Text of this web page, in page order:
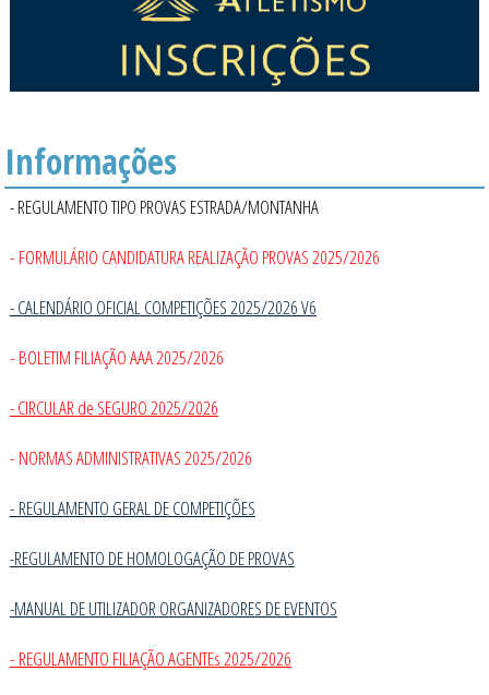
Informações
- REGULAMENTO TIPO PROVAS ESTRADA/MONTANHA
- FORMULÁRIO CANDIDATURA REALIZAÇÃO PROVAS 2025/2026
- CALENDÁRIO OFICIAL COMPETIÇÕES 2025/2026 V6
- BOLETIM FILIAÇÃO AAA 2025/2026
- CIRCULAR de SEGURO 2025/2026
- NORMAS ADMINISTRATIVAS 2025/2026
- REGULAMENTO GERAL DE COMPETIÇÕES
-REGULAMENTO DE HOMOLOGAÇÃO DE PROVAS
-MANUAL DE UTILIZADOR ORGANIZADORES DE EVENTOS
- REGULAMENTO FILIAÇÃO AGENTEs 2025/2026